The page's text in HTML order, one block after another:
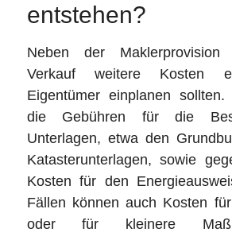
entstehen?
Neben der
Verkauf weitere Kosten
Eigentümer einplanen
die Gebühren für die
Unterlagen, etwa den
Katasterunterlagen, sowie
Kosten für den
Fällen können auch Kosten
oder für kleinere